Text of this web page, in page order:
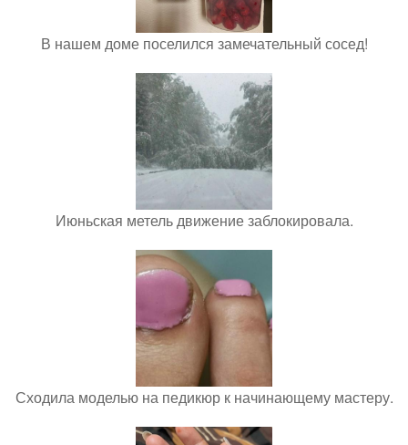
В нашем доме поселился замечательный сосед!
Июньская метель движение заблокировала.
Сходила моделью на педикюр к начинающему мастеру.